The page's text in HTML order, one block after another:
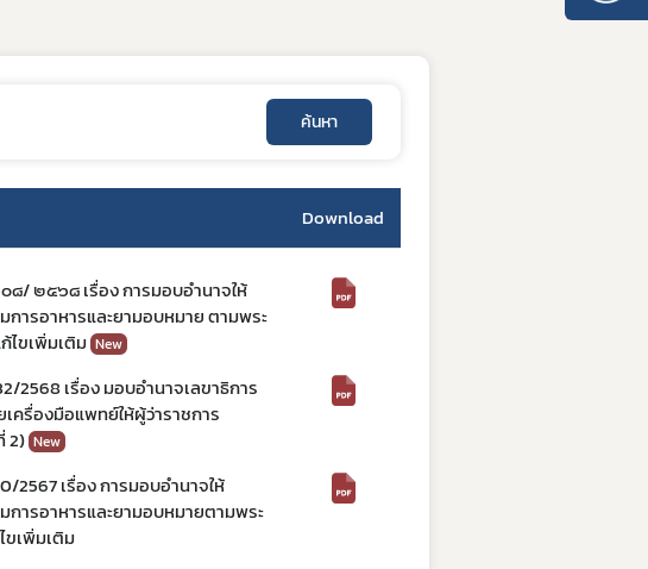
ค้นหา
Download
๘/ ๒๕๖๘ เรื่อง การมอบอำนาจให้
ารอาหารและยามอบหมาย ตามพระ
ขเพิ่มเติม New
2568 เรื่อง มอบอำนาจเลขาธิการ
ครื่องมือแพทย์ให้ผู้ว่าราชการ
2) New
2567 เรื่อง การมอบอำนาจให้
ารอาหารและยามอบหมายตามพระ
เพิ่มเติม